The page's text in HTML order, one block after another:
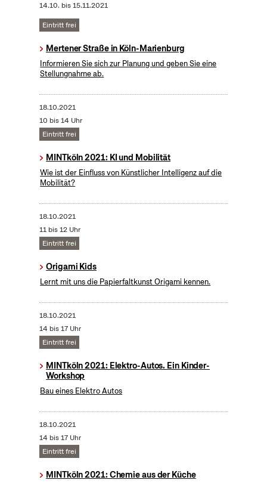
14.10. bis15.11.2021
Eintritt frei
Mertener Straße in Köln-Marienburg
Informieren Sie sich zur Planung und geben Sie eine
Stellungnahme ab.
18.10.2021
10 bis 14 Uhr
Eintritt frei
MINTköln 2021: KI und Mobilität
Wie ist der Einfluss von Künstlicher Intelligenz auf die
Mobilität?
18.10.2021
11 bis 12 Uhr
Eintritt frei
Origami Kids
Lernt mit uns die Papierfaltkunst Origami kennen.
18.10.2021
14 bis 17 Uhr
Eintritt frei
MINTköln 2021: Elektro-Autos. Ein Kinder-
Workshop
Bau eines Elektro Autos
18.10.2021
14 bis 17 Uhr
Eintritt frei
MINTköln 2021: Chemie aus der Küche